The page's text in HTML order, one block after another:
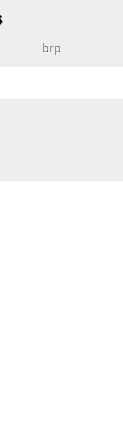
brp